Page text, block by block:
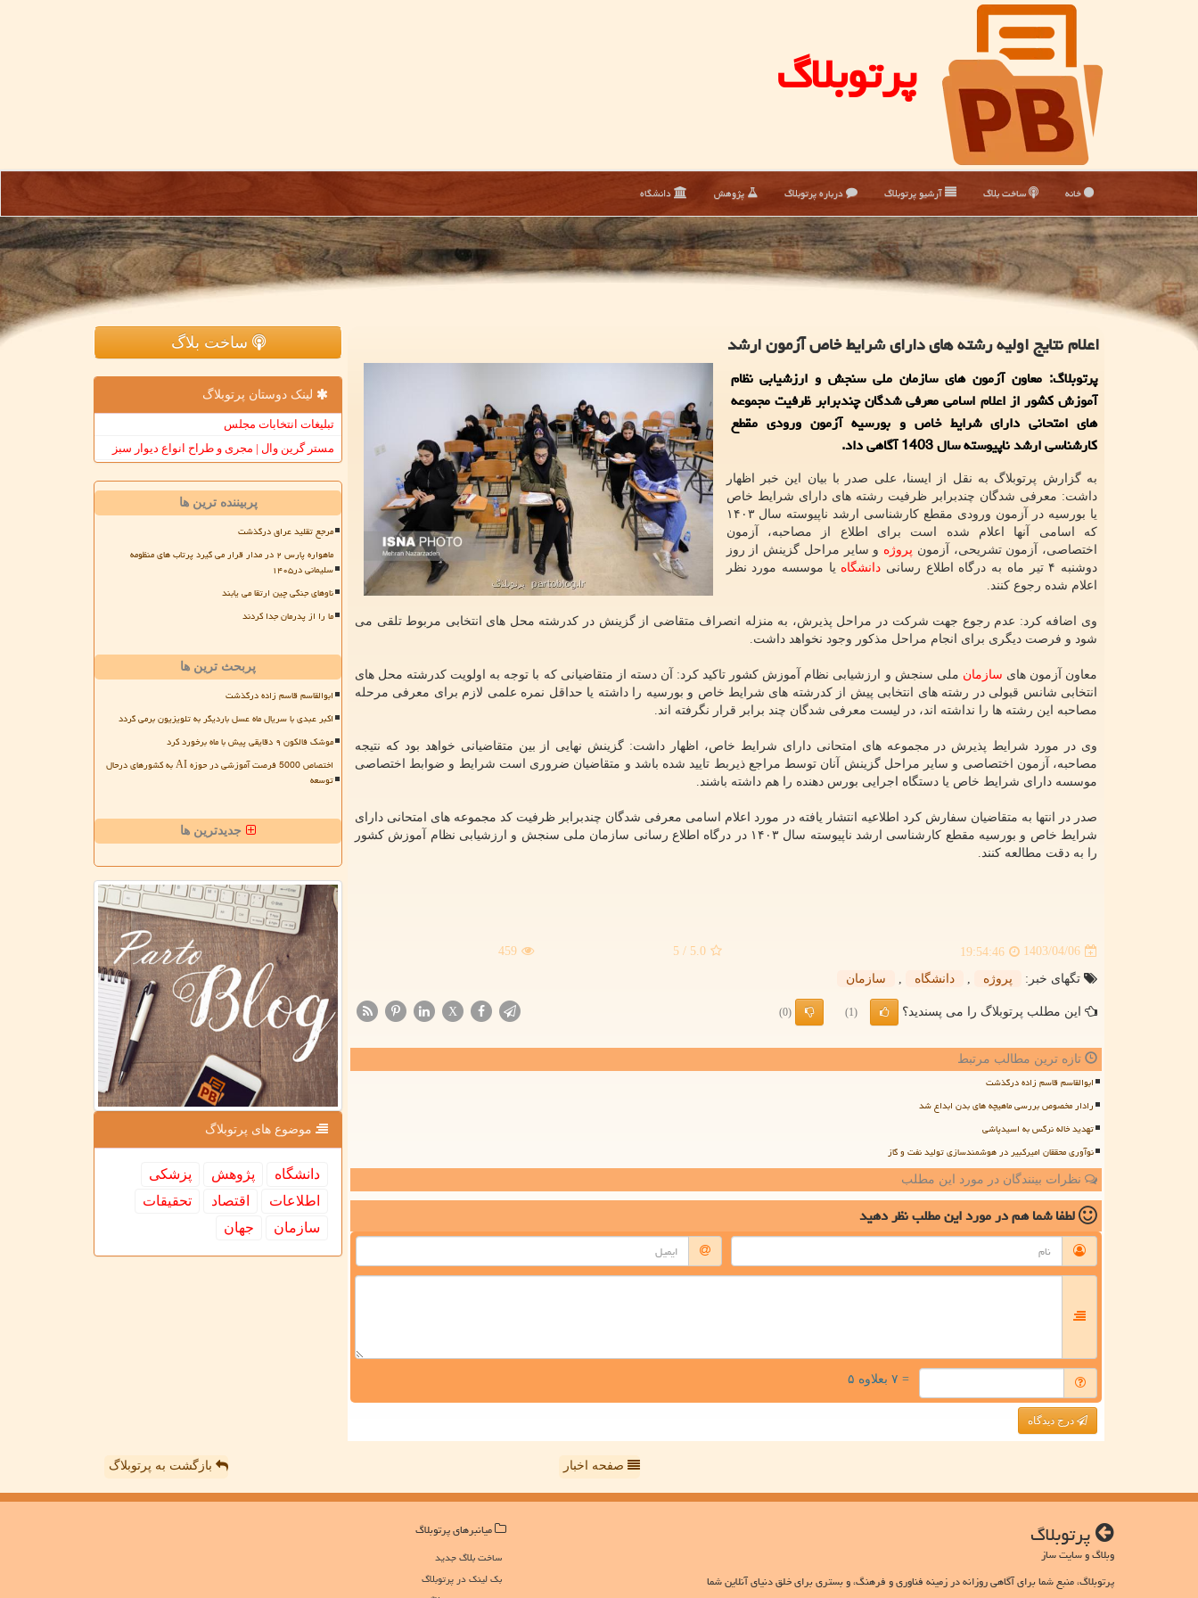
پرتوبلاگ
خانه ساخت بلاگ آرشیو پرتوبلاگ درباره پرتوبلاگ پژوهش دانشگاه
اعلام نتایج اولیه رشته های دارای شرایط خاص آزمون ارشد
پرتوبلاگ: معاون آزمون های سازمان ملی سنجش و ارزشیابی نظام
آموزش کشور از اعلام اسامی معرفی شدگان چندبرابر ظرفیت مجموعه
های امتحانی دارای شرایط خاص و بورسیه آزمون ورودی مقطع
کارشناسی ارشد ناپیوسته سال 1403 آگاهی داد.
به گزارش پرتوبلاگ به نقل از ایسنا، علی صدر با بیان این خبر اظهار
داشت: معرفی شدگان چندبرابر ظرفیت رشته های دارای شرایط خاص
یا بورسیه در آزمون ورودی مقطع کارشناسی ارشد ناپیوسته سال ۱۴۰۳
که اسامی آنها اعلام شده است برای اطلاع از مصاحبه، آزمون
اختصاصی، آزمون تشریحی، آزمون پروژه و سایر مراحل گزینش از روز
دوشنبه ۴ تیر ماه به درگاه اطلاع رسانی
دانشگاه یا موسسه مورد نظر
اعلام شده رجوع کنند.
وی اضافه کرد: عدم رجوع جهت شرکت در مراحل پذیرش، به منزله انصراف متقاضی از گزینش در کدرشته محل های انتخابی مربوط تلقی می
شود و فرصت دیگری برای انجام مراحل مذکور وجود نخواهد داشت.
معاون آزمون های سازمان ملی سنجش و ارزشیابی نظام آموزش کشور تاکید کرد: آن دسته از متقاضیانی که با توجه به اولویت کدرشته محل های
انتخابی شانس قبولی در رشته های انتخابی پیش از کدرشته های شرایط خاص و بورسیه را داشته یا حداقل نمره علمی لازم برای معرفی مرحله
مصاحبه این رشته ها را نداشته اند، در لیست معرفی شدگان چند برابر قرار نگرفته اند.
وی در مورد شرایط پذیرش در مجموعه های امتحانی دارای شرایط خاص، اظهار داشت: گزینش نهایی از بین متقاضیانی خواهد بود که نتیجه
مصاحبه، آزمون اختصاصی و سایر مراحل گزینش آنان توسط مراجع ذیربط تایید شده باشد و متقاضیان ضروری است شرایط و ضوابط اختصاصی
موسسه دارای شرایط خاص یا دستگاه اجرایی بورس دهنده را هم داشته باشند.
صدر در انتها به متقاضیان سفارش کرد اطلاعیه انتشار یافته در مورد اعلام اسامی معرفی شدگان چندبرابر ظرفیت کد مجموعه های امتحانی دارای
شرایط خاص و بورسیه مقطع کارشناسی ارشد ناپیوسته سال ۱۴۰۳ در درگاه اطلاع رسانی سازمان ملی سنجش و ارزشیابی نظام آموزش کشور
را به دقت مطالعه کنند.
1403/04/06
19:54:46
5.0
/ 5
459
تگهای خبر: پروژه , دانشگاه , سازمان
این مطلب پرتوبلاگ را می پسندید؟ (1)
(0)
X
تازه ترین مطالب مرتبط
ابوالقاسم قاسم زاده درگذشت
رادار مخصوص بررسی ماهیچه های بدن ابداع شد
تهدید خاله نرگس به اسیدپاشی
نوآوری محققان امیرکبیر در هوشمندسازی تولید نفت و گاز
نظرات بینندگان در مورد این مطلب
لطفا شما همدر مورد این مطلبنظر دهید
= ۷ بعلاوه ۵
درج دیدگاه
ساخت بلاگ
لینک دوستان پرتوبلاگ
تبلیغات انتخابات مجلس
مستر گرین وال | مجری و طراح انواع دیوار سبز
پربیننده ترین ها
مرجع تقلید عراق درگذشت
ماهواره پارس ۲ در مدار قرار می گیرد پرتاب های منظومه
سلیمانی در۱۴۰۵
ناوهای جنگی چین ارتقا می یابند
ما را از پدرمان جدا کردند
پربحث ترین ها
ابوالقاسم قاسم زاده درگذشت
اکبر عبدی با سریال ماه عسل باردیگر به تلویزیون برمی گردد
موشک فالکون ۹ دقایقی پیش با ماه برخورد کرد
اختصاص 5000 فرصت آموزشی در حوزه AI به کشورهای درحال
توسعه
جدیدترین ها
موضوع های پرتوبلاگ
دانشگاه پژوهش
پزشكی
اطلاعات
اقتصاد
تحقیقات
سازمان
جهان
صفحه اخبار بازگشت به پرتوبلاگ
پرتوبلاگ
وبلاگ و سایت ساز
پرتوبلاگ، منبع شما برای آگاهی روزانه در زمینه فناوری و فرهنگ، و بستری برای خلق دنیای آنلاین شما
میانبرهای پرتوبلاگ
ساخت بلاگ جدید
بک لینک در پرتوبلاگ